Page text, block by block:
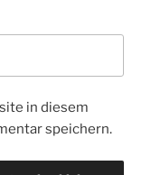
in diesem
speichern.